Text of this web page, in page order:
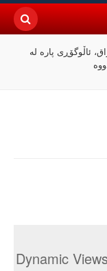
ئاڵوگۆڕی پارە لە